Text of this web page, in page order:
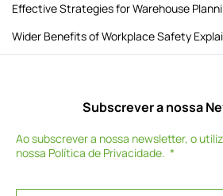
Effective Strategies for Warehouse
Wider Benefits of Workplace Safety
Subscrever a nossa
Ao subscrever a nossa newsletter, o
nossa Política de Privacidade.